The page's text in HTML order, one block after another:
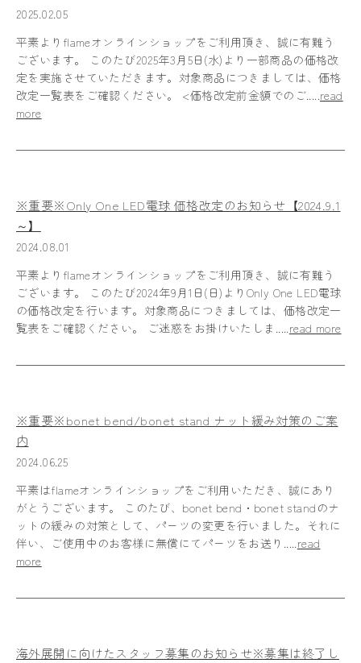
2025.02.05
平素よりflameオンラインショップをご利用頂き、誠に有難う
ございます。 このたび2025年3月5日(水)より一部商品の価格改
定を実施させていただきます。対象商品につきましては、価格
改定一覧表をご確認ください。 <価格改定前金額でのご.....read
more
※重要※Only One LED電球 価格改定のお知らせ【2024.9.1
～】
2024.08.01
平素よりflameオンラインショップをご利用頂き、誠に有難う
ございます。 このたび2024年9月1日(日)よりOnly One LED電球
の価格改定を行います。対象商品につきましては、価格改定一
覧表をご確認ください。 ご迷惑をお掛けいたしま.....read more
※重要※bonet bend/bonet stand ナット緩み対策のご案
内
2024.06.25
平素はflameオンラインショップをご利用いただき、誠にあり
がとうございます。 このたび、bonet bend・bonet standのナ
ットの緩みの対策として、パーツの変更を行いました。それに
伴い、ご使用中のお客様に無償にてパーツをお送り.....read
more
海外展開に向けたスタッフ募集のお知らせ※募集は終了し